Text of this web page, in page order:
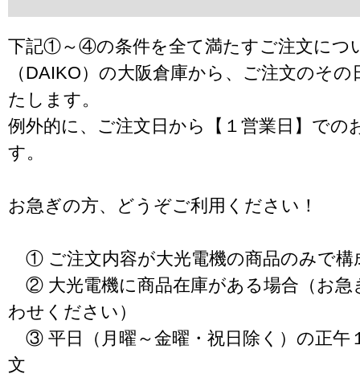
下記①～④の条件を全て満たすご注文につ
（DAIKO）の大阪倉庫から、ご注文のそ
たします。
例外的に、ご注文日から【１営業日】での
す。
お急ぎの方、どうぞご利用ください！
① ご注文内容が大光電機の商品のみで構
② 大光電機に商品在庫がある場合（お急
わせください）
③ 平日（月曜～金曜・祝日除く）の正午
文